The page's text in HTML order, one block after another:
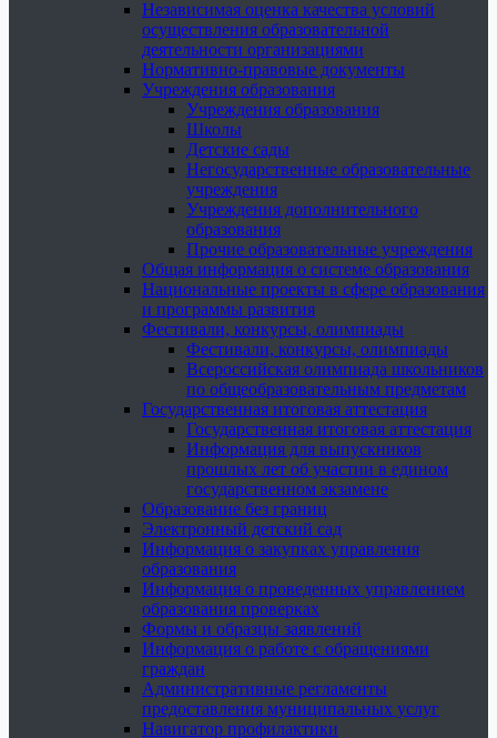
Независимая оценка качества условий
осуществления образовательной
деятельности организациями
Нормативно-правовые документы
Учреждения образования
Учреждения образования
Школы
Детские сады
Негосударственные образовательные
учреждения
Учреждения дополнительного
образования
Прочие образовательные учреждения
Общая информация о системе образования
Национальные проекты в сфере образования
и программы развития
Фестивали, конкурсы, олимпиады
Фестивали, конкурсы, олимпиады
Всероссийская олимпиада школьников
по общеобразовательным предметам
Государственная итоговая аттестация
Государственная итоговая аттестация
Информация для выпускников
прошлых лет об участии в едином
государственном экзамене
Образование без границ
Электронный детский сад
Информация о закупках управления
образования
Информация о проведенных управлением
образования проверках
Формы и образцы заявлений
Информация о работе с обращениями
граждан
Административные регламенты
предоставления муниципальных услуг
Навигатор профилактики